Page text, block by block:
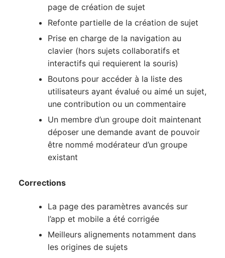
page de création de sujet
Refonte partielle de la création de sujet
Prise en charge de la navigation au
clavier (hors sujets collaboratifs et
interactifs qui requierent la souris)
Boutons pour accéder à la liste des
utilisateurs ayant évalué ou aimé un sujet,
une contribution ou un commentaire
Un membre d’un groupe doit maintenant
déposer une demande avant de pouvoir
être nommé modérateur d’un groupe
existant
Corrections
La page des paramètres avancés sur
l’app et mobile a été corrigée
Meilleurs alignements notamment dans
les origines de sujets